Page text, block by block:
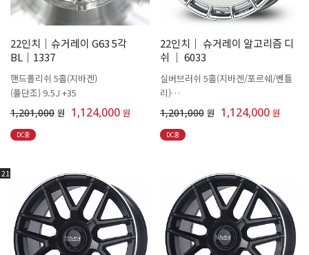
22인치│슈거레이 G63 5각
BL│1337
핸드폴리쉬 5홀(지바겐)
(풀단조) 9.5J +35
1,201,000 원 1,124,000 원
DC중
22인치│ 슈거레이 알고리즘 디
쉬 │ 6033
실버브러쉬 5홀(지바겐/포르쉐/벤틀
리)
(풀단조)9.5J +50/11J +52
1,201,000 원 1,124,000 원
DC중
21